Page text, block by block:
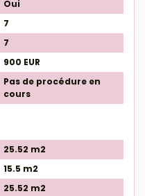
Oui
7
7
900 EUR
Pas de procédure en
cours
25.52 m2
15.5 m2
25.52 m2